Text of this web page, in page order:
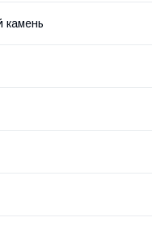
камень